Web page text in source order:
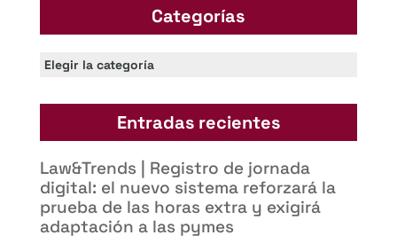
Categorías
Categorías
Entradas recientes
Law&Trends | Registro de jornada
digital: el nuevo sistema reforzará la
prueba de las horas extra y exigirá
adaptación a las pymes